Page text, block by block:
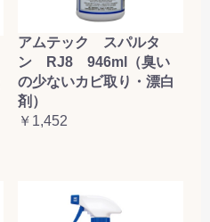
アムテック スパルタ
ン RJ8 946ml（臭い
の少ないカビ取り・漂白
剤）
￥1,452